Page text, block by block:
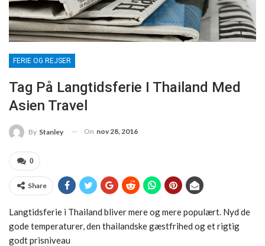
FERIE OG REJSER
Tag På Langtidsferie I Thailand Med
Asien Travel
By Stanley On nov 28, 2016
0
Share
Langtidsferie i Thailand bliver mere og mere populært. Nyd de
gode temperaturer, den thailandske gæstfrihed og et rigtig
godt prisniveau